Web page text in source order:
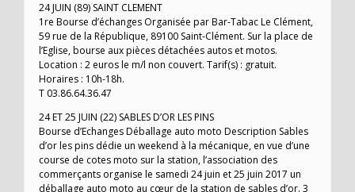
24 JUIN (89) SAINT CLEMENT
1re Bourse d’échanges Organisée par Bar-Tabac Le Clément,
59 rue de la République, 89100 Saint-Clément. Sur la place de
l’Eglise, bourse aux pièces détachées autos et motos.
Location : 2 euros le m/l non couvert. Tarif(s) : gratuit.
Horaires : 10h-18h.
T 03.86.64.36.47
24 ET 25 JUIN (22) SABLES D’OR LES PINS
Bourse d’Echanges Déballage auto moto Description Sables
d’or les pins dédie un weekend à la mécanique, en vue d’une
course de cotes moto sur la station, l’association des
commerçants organise le samedi 24 juin et 25 juin 2017 un
déballage auto moto au cœur de la station de sables d’or. 3